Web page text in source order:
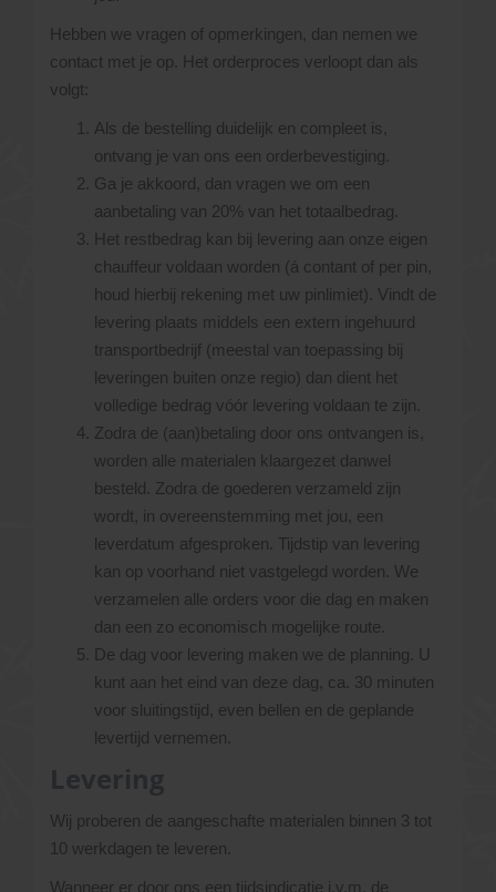
Hebben we vragen of opmerkingen, dan nemen we
contact met je op. Het orderproces verloopt dan als
volgt:
Als de bestelling duidelijk en compleet is,
ontvang je van ons een orderbevestiging.
Ga je akkoord, dan vragen we om een
aanbetaling van 20% van het totaalbedrag.
Het restbedrag kan bij levering aan onze eigen
chauffeur voldaan worden (á contant of per pin,
houd hierbij rekening met uw pinlimiet). Vindt de
levering plaats middels een extern ingehuurd
transportbedrijf (meestal van toepassing bij
leveringen buiten onze regio) dan dient het
volledige bedrag vóór levering voldaan te zijn.
Zodra de (aan)betaling door ons ontvangen is,
worden alle materialen klaargezet danwel
besteld. Zodra de goederen verzameld zijn
wordt, in overeenstemming met jou, een
leverdatum afgesproken. Tijdstip van levering
kan op voorhand niet vastgelegd worden. We
verzamelen alle orders voor die dag en maken
dan een zo economisch mogelijke route.
De dag voor levering maken we de planning. U
kunt aan het eind van deze dag, ca. 30 minuten
voor sluitingstijd, even bellen en de geplande
levertijd vernemen.
Wij proberen de aangeschafte materialen binnen 3 tot
10 werkdagen te leveren.
Wanneer er door ons een tijdsindicatie i.v.m. de